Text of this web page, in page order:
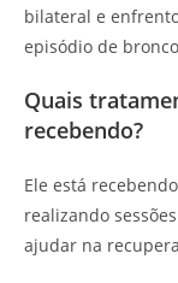
bilateral e
episódio de
Quais
recebendo?
Ele está
realizando
ajudar na